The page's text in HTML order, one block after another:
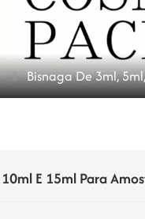
Bisnaga De 3ml,
E 15ml Para